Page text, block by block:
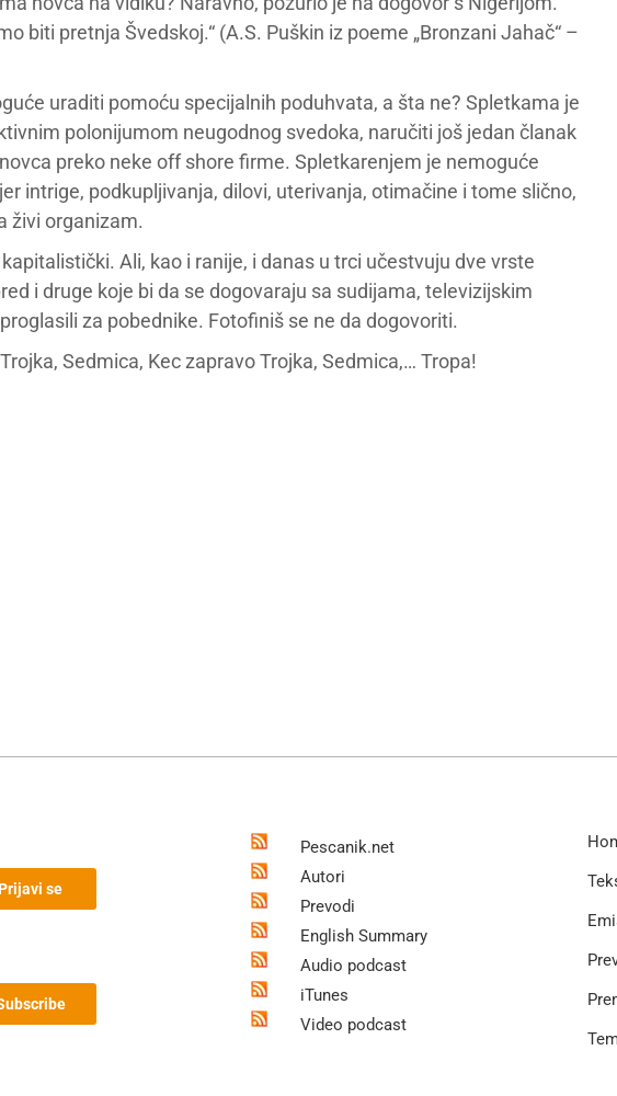
biti pretnja Švedskoj.“ (A.S. Puškin iz poeme „Bronzani Jahač“ –
uraditi pomoću specijalnih poduhvata, a šta ne? Spletkama je
polonijumom neugodnog svedoka, naručiti još jedan članak
preko neke off shore firme. Spletkarenjem je nemoguće
intrige, podkupljivanja, dilovi, uterivanja, otimačine i tome slično,
živi organizam.
Ali, kao i ranije, i danas u trci učestvuju dve vrste
i druge koje bi da se dogovaraju sa sudijama, televizijskim
za pobednike. Fotofiniš se ne da dogovoriti.
Sedmica, Kec zapravo Trojka, Sedmica,… Tropa!
Pescanik.net
Autori
Prevodi
English Summary
Audio podcast
iTunes
Video podcast